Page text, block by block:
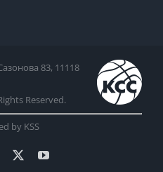
83, 11118
Reserved.
by KSS
YouTube